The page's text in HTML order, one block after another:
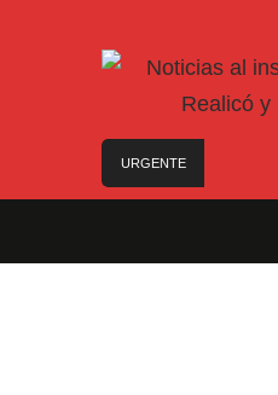
URGENTE
las nuevas estafas